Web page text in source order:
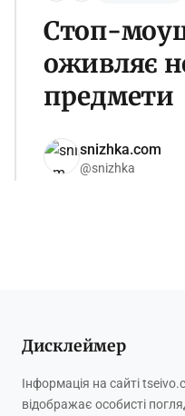
Стоп-
оживляє
предмети
snizhka.com
@snizhka
Дисклеймер
Інформація на сайті
відображає особисті